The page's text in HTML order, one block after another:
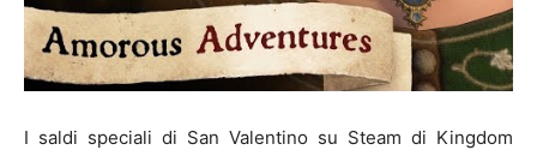
I saldi speciali di San Valentino su Steam di Kingdom